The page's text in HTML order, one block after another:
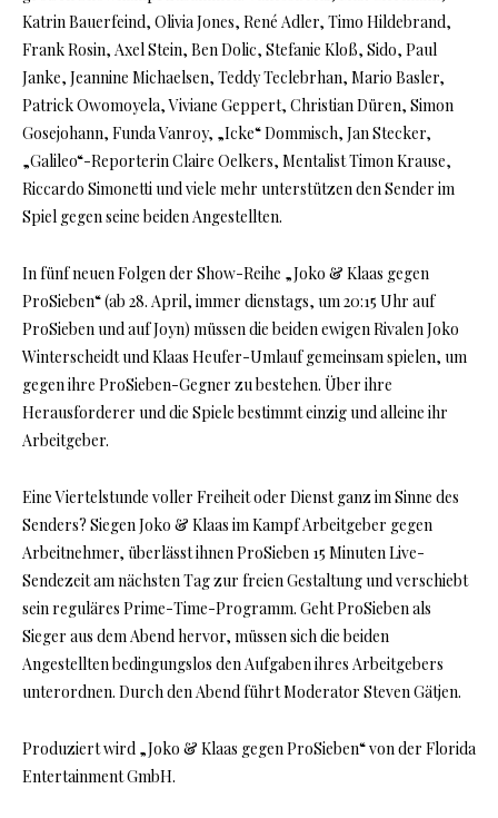
Katrin Bauerfeind, Olivia Jones, René Adler, Timo Hildebrand,
Frank Rosin, Axel Stein, Ben Dolic, Stefanie Kloß, Sido, Paul
Janke, Jeannine Michaelsen, Teddy Teclebrhan, Mario Basler,
Patrick Owomoyela, Viviane Geppert, Christian Düren, Simon
Gosejohann, Funda Vanroy, „Icke“ Dommisch, Jan Stecker,
„Galileo“-Reporterin Claire Oelkers, Mentalist Timon Krause,
Riccardo Simonetti und viele mehr unterstützen den Sender im
Spiel gegen seine beiden Angestellten.
In fünf neuen Folgen der Show-Reihe „Joko & Klaas gegen
ProSieben“ (ab 28. April, immer dienstags, um 20:15 Uhr auf
ProSieben und auf Joyn) müssen die beiden ewigen Rivalen Joko
Winterscheidt und Klaas Heufer-Umlauf gemeinsam spielen, um
gegen ihre ProSieben-Gegner zu bestehen. Über ihre
Herausforderer und die Spiele bestimmt einzig und alleine ihr
Arbeitgeber.
Eine Viertelstunde voller Freiheit oder Dienst ganz im Sinne des
Senders? Siegen Joko & Klaas im Kampf Arbeitgeber gegen
Arbeitnehmer, überlässt ihnen ProSieben 15 Minuten Live-
Sendezeit am nächsten Tag zur freien Gestaltung und verschiebt
sein reguläres Prime-Time-Programm. Geht ProSieben als
Sieger aus dem Abend hervor, müssen sich die beiden
Angestellten bedingungslos den Aufgaben ihres Arbeitgebers
unterordnen. Durch den Abend führt Moderator Steven Gätjen.
Produziert wird „Joko & Klaas gegen ProSieben“ von der Florida
Entertainment GmbH.